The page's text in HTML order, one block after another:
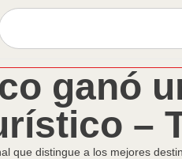
ganó
–
que distingue a los mejores